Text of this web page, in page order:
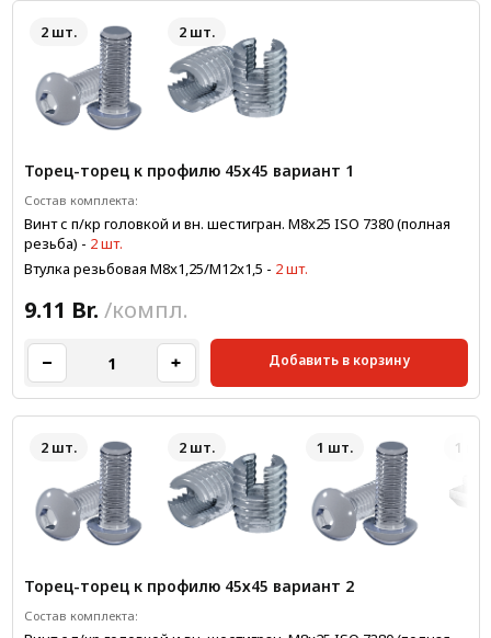
2 шт. 2 шт.
Торец-торец к профилю 45х45 вариант 1
Состав комплекта:
Винт с п/кр головкой и вн. шестигран. М8x25 ISO 7380 (полная
резьба) - 2 шт.
Втулка резьбовая М8x1,25/М12x1,5 - 2 шт.
9.11 Br. /компл.
Добавить в корзину
2 шт. 2 шт. 1 шт. 1 шт.
Торец-торец к профилю 45х45 вариант 2
Состав комплекта: